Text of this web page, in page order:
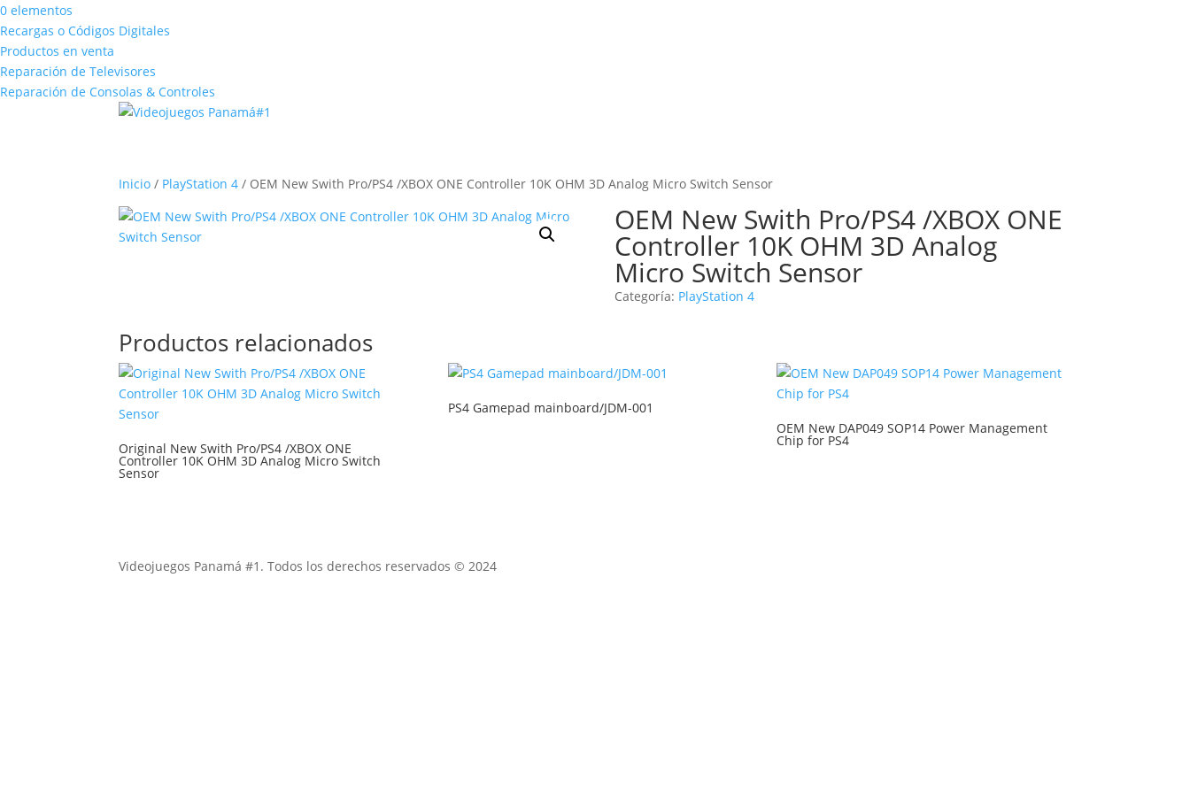
0 elementos
Recargas o Códigos Digitales
Productos en venta
Reparación de Televisores
Reparación de Consolas & Controles
Inicio / PlayStation 4 / OEM New Swith Pro/PS4 /XBOX ONE Controller 10K OHM 3D Analog Micro Switch Sensor
OEM New Swith Pro/PS4 /XBOX ONE
Controller 10K OHM 3D Analog
Micro Switch Sensor
Categoría: PlayStation 4
Productos relacionados
Original New Swith Pro/PS4 /XBOX ONE
Controller 10K OHM 3D Analog Micro Switch
Sensor
PS4 Gamepad mainboard/JDM-001
OEM New DAP049 SOP14 Power Management
Chip for PS4
Videojuegos Panamá #1. Todos los derechos reservados © 2024